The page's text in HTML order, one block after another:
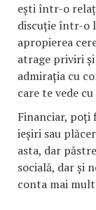
ești într-o
discuție într-o
apropierea
atrage priviri
admirația cu
care te vede
Financiar, poți
ieșiri sau
asta, dar
socială, dar și
conta mai